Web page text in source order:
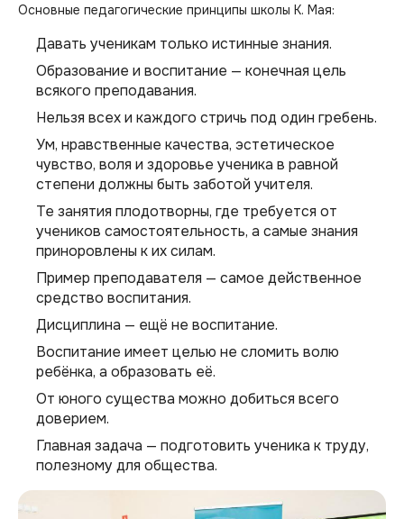
Основные педагогические принципы школы К. Мая:
Давать ученикам только истинные знания.
Образование и воспитание — конечная цель
всякого преподавания.
Нельзя всех и каждого стричь под один гребень.
Ум, нравственные качества, эстетическое
чувство, воля и здоровье ученика в равной
степени должны быть заботой учителя.
Те занятия плодотворны, где требуется от
учеников самостоятельность, а самые знания
приноровлены к их силам.
Пример преподавателя — самое действенное
средство воспитания.
Дисциплина — ещё не воспитание.
Воспитание имеет целью не сломить волю
ребёнка, а образовать её.
От юного существа можно добиться всего
доверием.
Главная задача — подготовить ученика к труду,
полезному для общества.